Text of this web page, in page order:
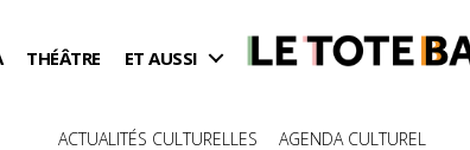
THÉÂTRE ET AUSSI
Catégories
ACTUALITÉS CULTURELLES
AGENDA CULTUREL